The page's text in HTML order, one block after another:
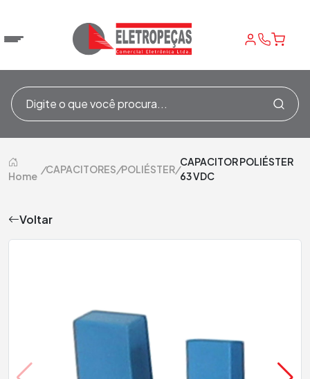
Home
/CAPACITORES/POLIÉSTER/
CAPACITOR POLIÉSTER
63 VDC
Voltar